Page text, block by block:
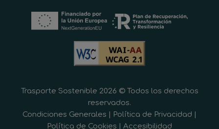
Trasporte Sostenible 2026 © Todos los derechos
reservados.
Condiciones Generales
Política de Privacidad
Política de Cookies
Accesibilidad